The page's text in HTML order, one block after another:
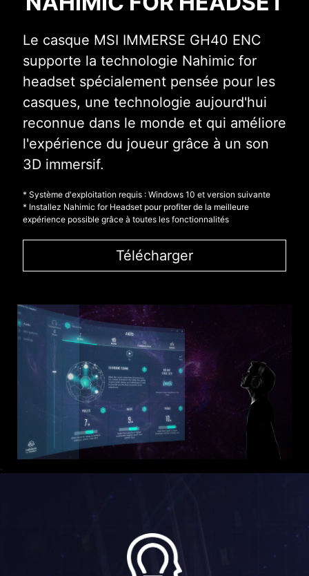
Le casque MSI IMMERSE GH40 ENC
supporte la technologie Nahimic for
headset spécialement pensée pour les
casques, une technologie aujourd'hui
reconnue dans le monde et qui améliore
l'expérience du joueur grâce à un son
3D immersif.
* Système d'exploitation requis : Windows 10 et version suivante
* Installez Nahimic for Headset pour profiter de la meilleure
expérience possible grâce à toutes les fonctionnalités
Télécharger
.